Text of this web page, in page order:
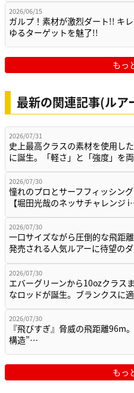
2026/06/15
ガルプ！素材が激烈ダート!! キ
ゆるターゲットを魅了!!
もっ
最新の関連記事(ルア
2026/07/31
史上最高クラスの素材を使用し
に誕生。「軽さ」と「強度」を
2026/07/30
憧れのプロとサーフフィッシン
【堀田光哉のネッサチャレンジ
2026/07/30
一口サイズながら圧倒的な飛距
発売される人気ルアーに待望の
2026/07/30
エバーグリーンから10ozクラス
なロッドが誕生。ブランクスに
2026/07/30
『飛びすぎ』脅威の飛距離96m
構造”…
もっ